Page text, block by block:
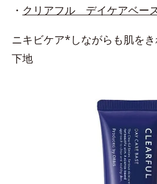
・ クリアフル デイケアベー
ニキビケア*しながらも肌を
下地